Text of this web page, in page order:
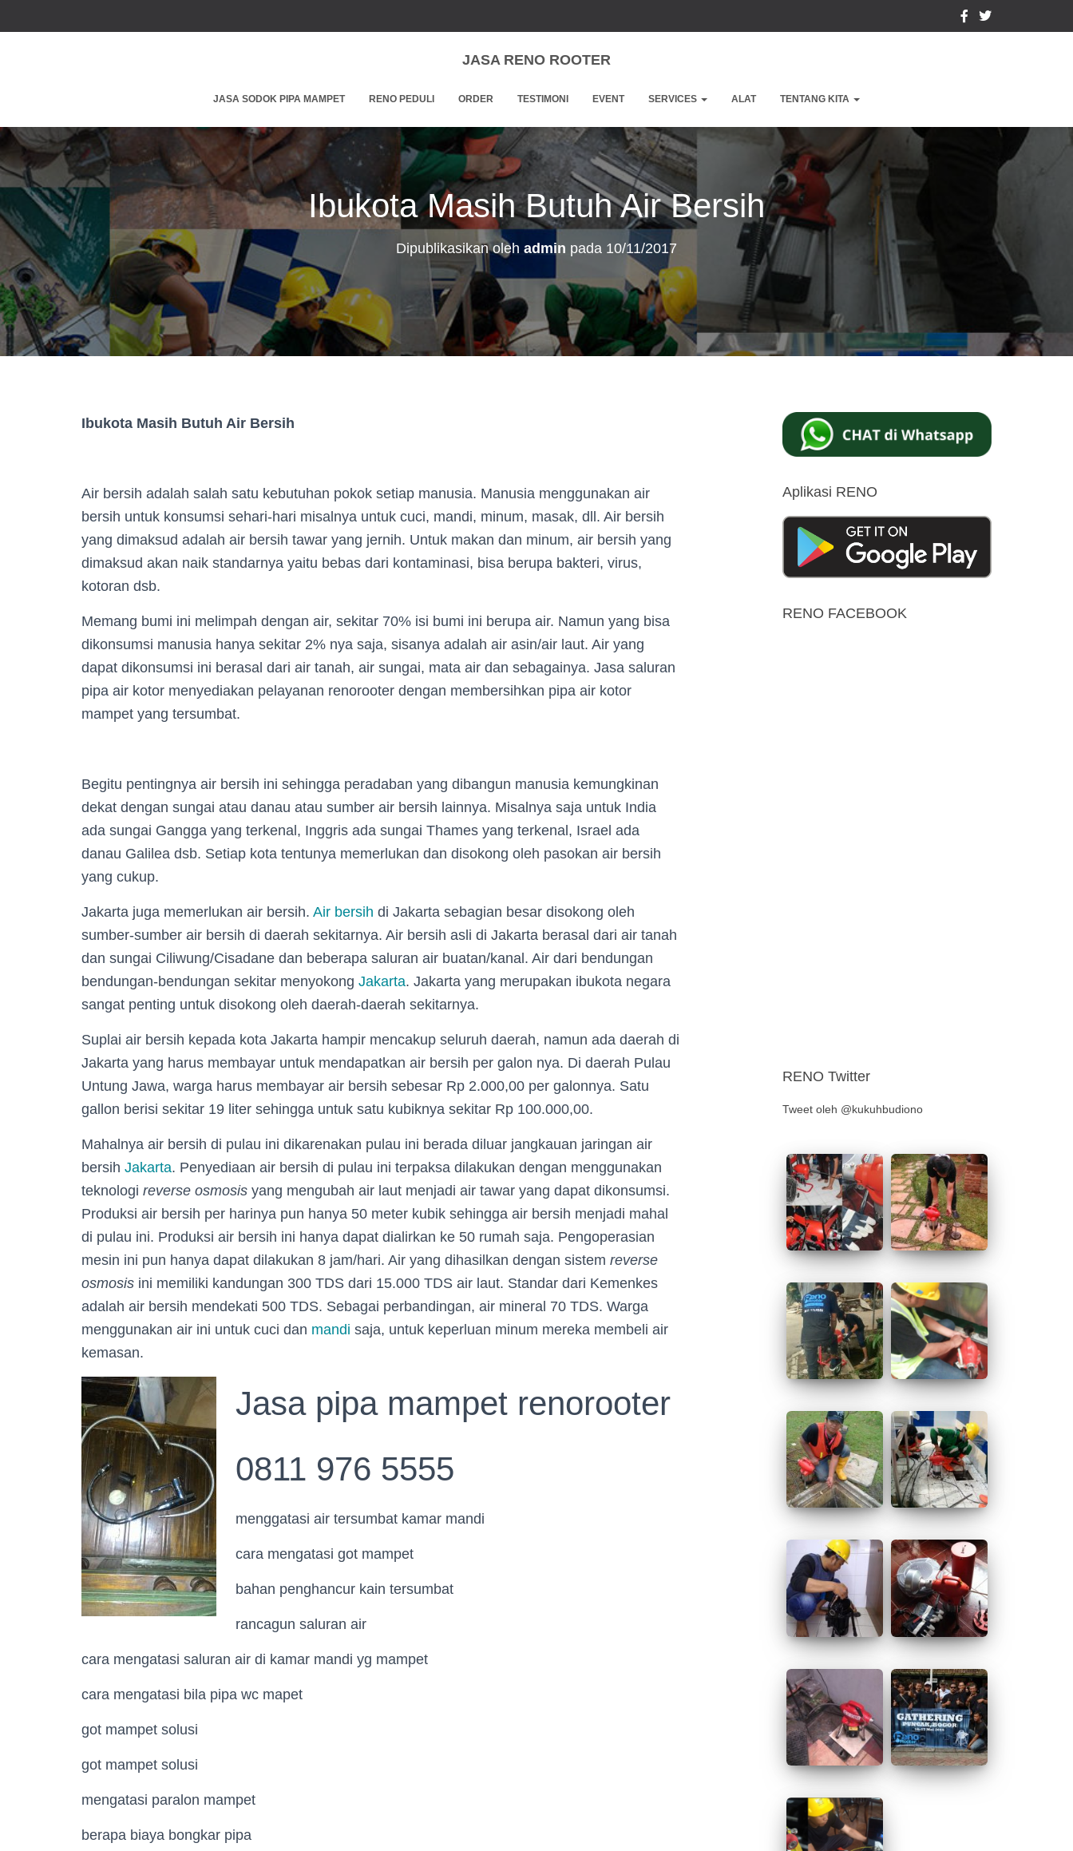
JASA RENO ROOTER
JASA SODOK PIPA MAMPET RENO PEDULI ORDER TESTIMONI EVENT SERVICES ALAT TENTANG KITA
Ibukota Masih Butuh Air Bersih
Dipublikasikan oleh admin pada 10/11/2017
Ibukota Masih Butuh Air Bersih
Air bersih adalah salah satu kebutuhan pokok setiap manusia. Manusia menggunakan air
bersih untuk konsumsi sehari-hari misalnya untuk cuci, mandi, minum, masak, dll. Air bersih
yang dimaksud adalah air bersih tawar yang jernih. Untuk makan dan minum, air bersih yang
dimaksud akan naik standarnya yaitu bebas dari kontaminasi, bisa berupa bakteri, virus,
kotoran dsb.
Memang bumi ini melimpah dengan air, sekitar 70% isi bumi ini berupa air. Namun yang bisa
dikonsumsi manusia hanya sekitar 2% nya saja, sisanya adalah air asin/air laut. Air yang
dapat dikonsumsi ini berasal dari air tanah, air sungai, mata air dan sebagainya. Jasa saluran
pipa air kotor menyediakan pelayanan renorooter dengan membersihkan pipa air kotor
mampet yang tersumbat.
Begitu pentingnya air bersih ini sehingga peradaban yang dibangun manusia kemungkinan
dekat dengan sungai atau danau atau sumber air bersih lainnya. Misalnya saja untuk India
ada sungai Gangga yang terkenal, Inggris ada sungai Thames yang terkenal, Israel ada
danau Galilea dsb. Setiap kota tentunya memerlukan dan disokong oleh pasokan air bersih
yang cukup.
Jakarta juga memerlukan air bersih. Air bersih di Jakarta sebagian besar disokong oleh
sumber-sumber air bersih di daerah sekitarnya. Air bersih asli di Jakarta berasal dari air tanah
dan sungai Ciliwung/Cisadane dan beberapa saluran air buatan/kanal. Air dari bendungan
bendungan-bendungan sekitar menyokong Jakarta. Jakarta yang merupakan ibukota negara
sangat penting untuk disokong oleh daerah-daerah sekitarnya.
Suplai air bersih kepada kota Jakarta hampir mencakup seluruh daerah, namun ada daerah di
Jakarta yang harus membayar untuk mendapatkan air bersih per galon nya. Di daerah Pulau
Untung Jawa, warga harus membayar air bersih sebesar Rp 2.000,00 per galonnya. Satu
gallon berisi sekitar 19 liter sehingga untuk satu kubiknya sekitar Rp 100.000,00.
Mahalnya air bersih di pulau ini dikarenakan pulau ini berada diluar jangkauan jaringan air
bersih Jakarta. Penyediaan air bersih di pulau ini terpaksa dilakukan dengan menggunakan
teknologi reverse osmosis yang mengubah air laut menjadi air tawar yang dapat dikonsumsi.
Produksi air bersih per harinya pun hanya 50 meter kubik sehingga air bersih menjadi mahal
di pulau ini. Produksi air bersih ini hanya dapat dialirkan ke 50 rumah saja. Pengoperasian
mesin ini pun hanya dapat dilakukan 8 jam/hari. Air yang dihasilkan dengan sistem reverse
osmosis ini memiliki kandungan 300 TDS dari 15.000 TDS air laut. Standar dari Kemenkes
adalah air bersih mendekati 500 TDS. Sebagai perbandingan, air mineral 70 TDS. Warga
menggunakan air ini untuk cuci dan mandi saja, untuk keperluan minum mereka membeli air
kemasan.
Jasa pipa mampet renorooter
0811 976 5555
menggatasi air tersumbat kamar mandi
cara mengatasi got mampet
bahan penghancur kain tersumbat
rancagun saluran air
cara mengatasi saluran air di kamar mandi yg mampet
cara mengatasi bila pipa wc mapet
got mampet solusi
got mampet solusi
mengatasi paralon mampet
berapa biaya bongkar pipa
Aplikasi RENO
RENO FACEBOOK
RENO Twitter
Tweet oleh @kukuhbudiono